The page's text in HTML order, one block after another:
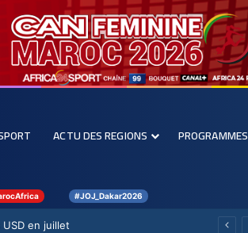
ACTU DES REGIONS PROGRAMMES
#JOJ_Dakar2026
en juillet